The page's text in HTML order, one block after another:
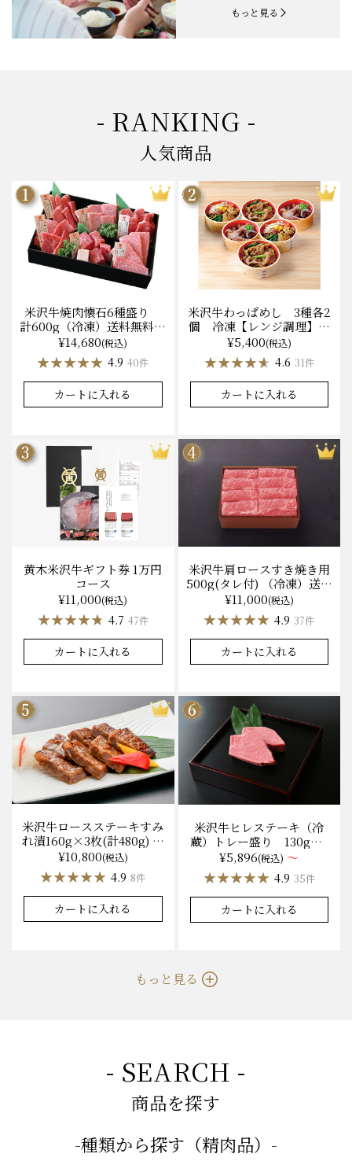
もっと見る
- RANKING -
人気商品
米沢牛焼肉懐石6種盛り
計600g（冷凍）送料無料
化粧箱入
¥14,680(税込)
★★★★★
★★★★★ 4.9 40件
カートに入れる
米沢牛わっぱめし 3種各2
個 冷凍【レンジ調理】化
粧箱入
¥5,400(税込)
★★★★★
★★★★★ 4.6 31件
カートに入れる
黄木米沢牛ギフト券 1万円
コース
¥11,000(税込)
★★★★★
★★★★★ 4.7 47件
カートに入れる
米沢牛肩ロースすき焼き用
500g(タレ付) （冷凍）送料
無料 化粧箱入
¥11,000(税込)
★★★★★
★★★★★ 4.9 37件
カートに入れる
米沢牛ロースステーキすみ
れ漬160g×3枚(計480g) 木
箱入 味噌酒粕漬け/冷蔵
送料無料
¥10,800(税込)
★★★★★
★★★★★ 4.9 8件
カートに入れる
米沢牛ヒレステーキ（冷
蔵）トレー盛り 130g×1
枚から量り売り
¥5,896(税込) ～
★★★★★
★★★★★ 4.9 35件
カートに入れる
もっと見る
- SEARCH -
商品を探す
-種類から探す（精肉品）-